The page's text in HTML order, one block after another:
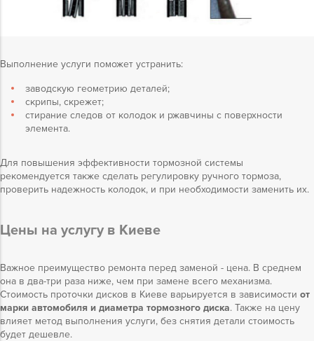
Выполнение услуги поможет устранить:
заводскую геометрию деталей;
скрипы, скрежет;
стирание следов от колодок и ржавчины с поверхности
элемента.
Для повышения эффективности тормозной системы
рекомендуется также сделать регулировку ручного тормоза,
проверить надежность колодок, и при необходимости заменить их.
Цены на услугу в Киеве
Важное преимущество ремонта перед заменой - цена. В среднем
она в два-три раза ниже, чем при замене всего механизма.
Стоимость проточки дисков в Киеве варьируется в зависимости от
марки автомобиля и диаметра тормозного диска. Также на цену
влияет метод выполнения услуги, без снятия детали стоимость
будет дешевле.